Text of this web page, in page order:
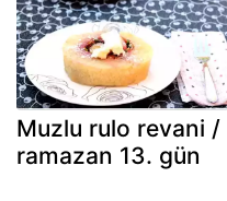
Muzlu rulo revani /
ramazan 13. gün